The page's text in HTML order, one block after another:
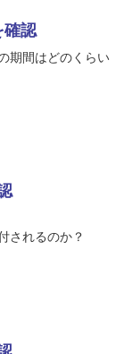
確認
期間はどのくらい
されるのか？